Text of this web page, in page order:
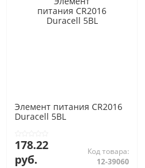
Элемент питания CR2016
Duracell 5BL
178.22
руб.
Код товара:
12-39060